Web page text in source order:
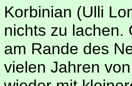
Korbinian (Ulli
nichts zu lachen.
am Rande des
vielen Jahren